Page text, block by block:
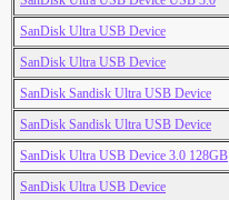
SanDisk Ultra USB Device
SanDisk Ultra USB Device
SanDisk Sandisk Ultra USB Device
SanDisk Sandisk Ultra USB Device
SanDisk Ultra USB Device 3.0 128GB
SanDisk Ultra USB Device